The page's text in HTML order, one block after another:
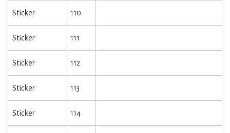
Sticker 110
Sticker 111
Sticker 112
Sticker 113
Sticker 114